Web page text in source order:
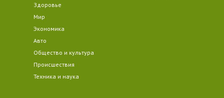
Здоровье
Мир
Экономика
Авто
Общество и культура
Происшествия
Техника и наука